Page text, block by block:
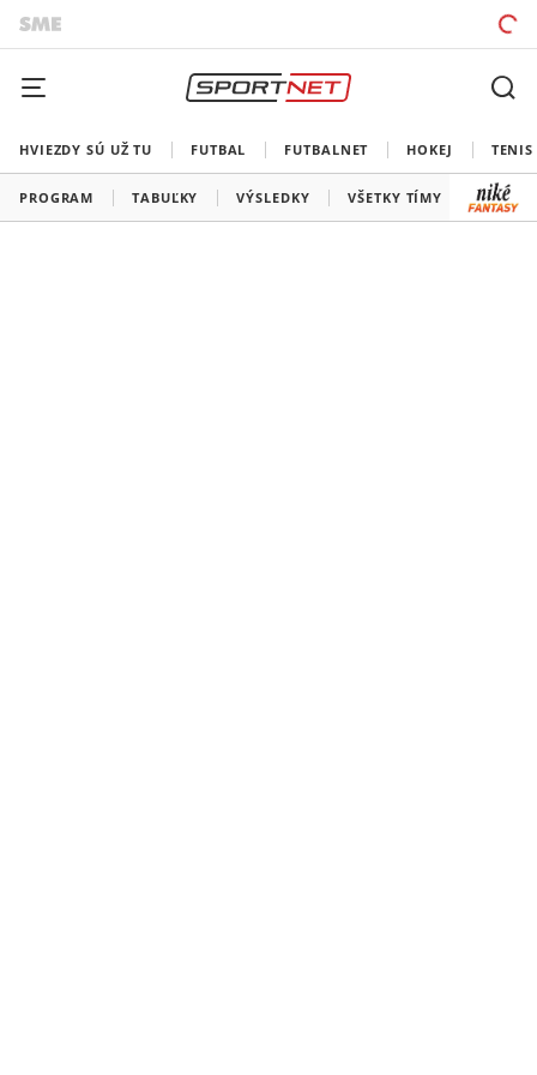
HVIEZDY SÚ UŽ TU FUTBAL FUTBALNET HOKEJ TENIS
PROGRAM TABUĽKY VÝSLEDKY VŠETKY TÍMY